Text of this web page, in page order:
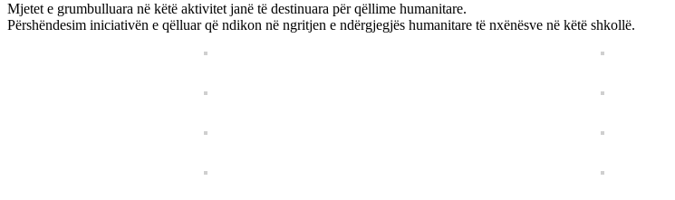
Mjetet e grumbulluara në këtë aktivitet janë të destinuara për qëllime humanitare.
Përshëndesim iniciativën e qëlluar që ndikon në ngritjen e ndërgjegjës humanitare të nxënësve në këtë shkollë.